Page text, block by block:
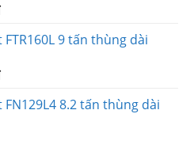
FTR160L 9 tấn thùng dài
FN129L4 8.2 tấn thùng dài